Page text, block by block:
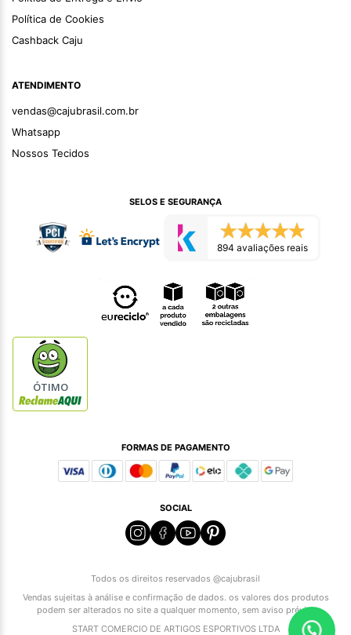
Política de Cookies
Cashback Caju
ATENDIMENTO
vendas@cajubrasil.com.br
Whatsapp
Nossos Tecidos
SELOS E SEGURANÇA
894 avaliações reais
ÓTIMO
FORMAS DE PAGAMENTO
SOCIAL
Todos os direitos reservados @cajubrasil
Vendas sujeitas à análise e confirmação de dados. os valores dos produtos
podem ser alterados no site a qualquer momento, sem aviso prévio.
START COMERCIO DE ARTIGOS ESPORTIVOS LTDA